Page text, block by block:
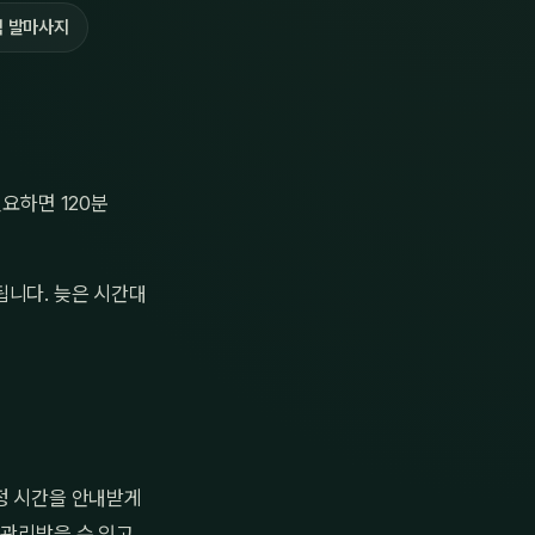
발마사지
하면 120분
다. 늦은 시간대
시간을 안내받게